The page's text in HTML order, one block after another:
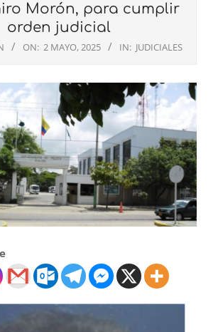
Morón, para cumplir
orden judicial
ON: 2 MAYO, 2025 IN: JUDICIALES